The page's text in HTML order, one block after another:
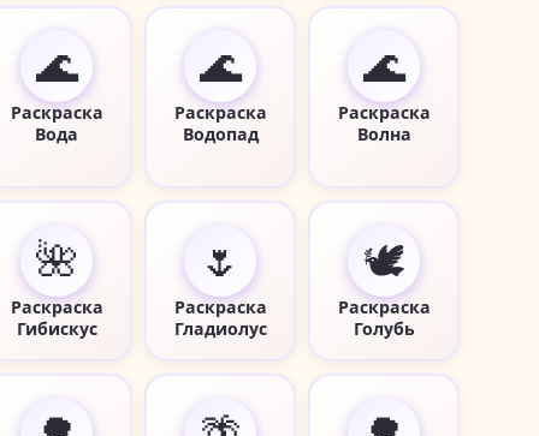
🌊
Раскраска
Вода
🌊
Раскраска
Водопад
🌊
Раскраска
Волна
🌺
Раскраска
Гибискус
🌷
Раскраска
Гладиолус
🕊️
Раскраска
Голубь